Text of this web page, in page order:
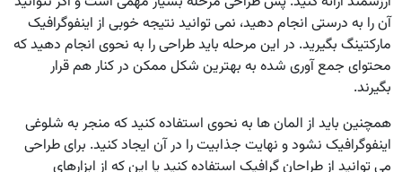
آن را به درستی انجام دهید، نمی توانید نتیجه خوبی از اینفوگرافیک
مارکتینگ بگیرید. در این مرحله باید طراحی را به نحوی انجام دهید که
محتوای جمع آوری شده به بهترین شکل ممکن در کنار هم قرار
بگیرند.
همچنین باید از المان ها به نحوی استفاده کنید که منجر به شلوغی
اینفوگرافیک نشود و نهایت جذابیت را در آن ایجاد کنید. برای طراحی
می توانید از طراحان گرافیک استفاده کنید یا این که از ابزارهای